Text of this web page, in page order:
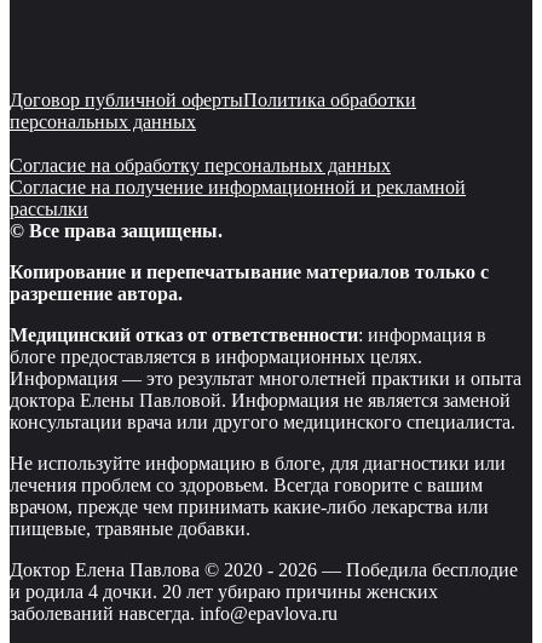
Договор публичной офертыПолитика обработки
персональных данных
Согласие на обработку персональных данных
Согласие на получение информационной и рекламной
рассылки
© Все права защищены.
Копирование и перепечатывание материалов только с
разрешение автора.
Медицинский отказ от ответственности: информация в
блоге предоставляется в информационных целях.
Информация — это результат многолетней практики и опыта
доктора Елены Павловой. Информация не является заменой
консультации врача или другого медицинского специалиста.
Не используйте информацию в блоге, для диагностики или
лечения проблем со здоровьем. Всегда говорите с вашим
врачом, прежде чем принимать какие-либо лекарства или
пищевые, травяные добавки.
Доктор Елена Павлова © 2020 - 2026 — Победила бесплодие
и родила 4 дочки. 20 лет убираю причины женских
заболеваний навсегда. info@epavlova.ru